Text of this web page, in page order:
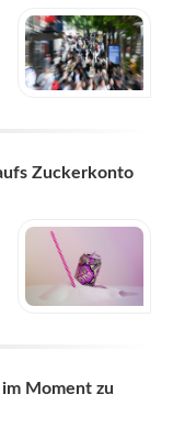
Zuckerkonto
Moment zu